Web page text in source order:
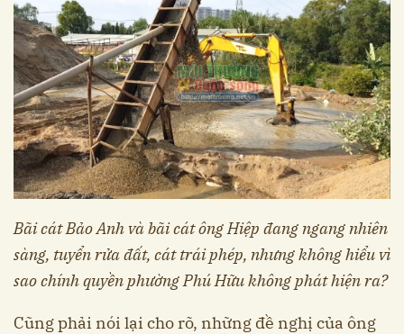
Bãi cát Bảo Anh và bãi cát ông Hiệp đang ngang nhiên
sàng, tuyển rửa đất, cát trái phép, nhưng không hiểu vì
sao chính quyền phường Phú Hữu không phát hiện ra?
Cũng phải nói lại cho rõ, những đề nghị của ông